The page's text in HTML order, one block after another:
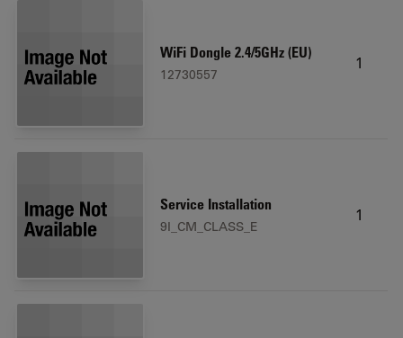
WiFi Dongle 2.4/5GHz (EU)
12730557
1
Service Installation
9I_CM_CLASS_E
1